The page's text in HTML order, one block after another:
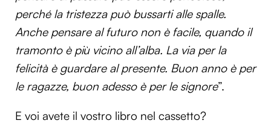
perché la tristezza può bussarti alle spalle.
Anche pensare al futuro non è facile, quando il
tramonto è più vicino all’alba. La via per la
felicità è guardare al presente. Buon anno è per
le ragazze, buon adesso è per le signore”.
E voi avete il vostro libro nel cassetto?